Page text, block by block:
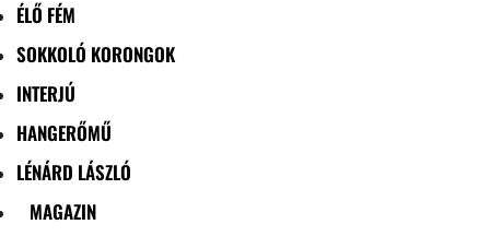
ÉLŐ FÉM
SOKKOLÓ KORONGOK
INTERJÚ
HANGERŐMŰ
LÉNÁRD LÁSZLÓ
MAGAZIN